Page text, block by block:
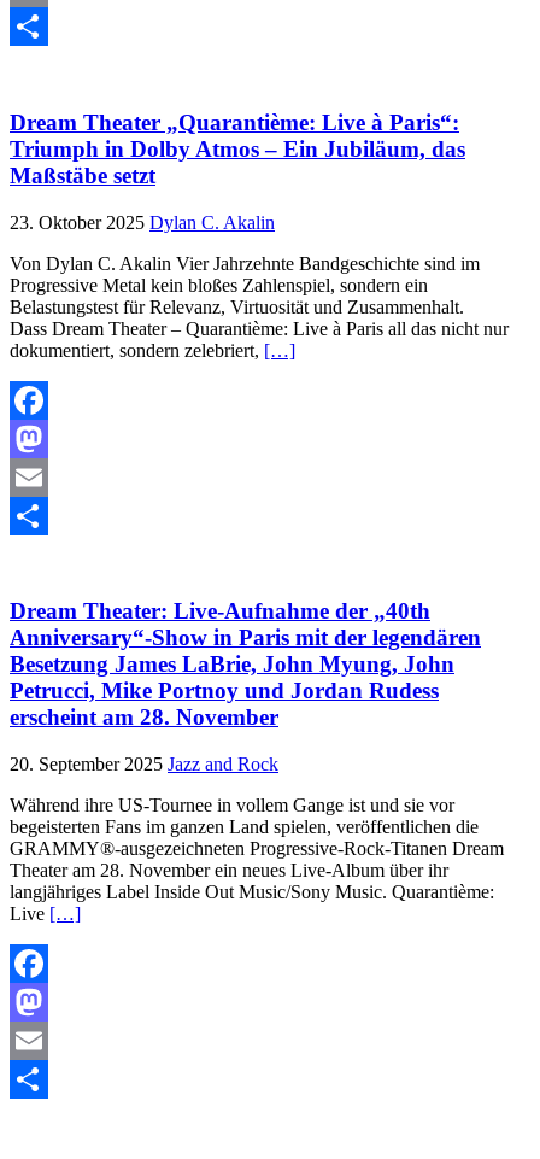
Email
Dream Theater „Quarantième: Live à Paris“:
Triumph in Dolby Atmos – Ein Jubiläum, das
Maßstäbe setzt
23. Oktober 2025 Dylan C. Akalin
Von Dylan C. Akalin Vier Jahrzehnte Bandgeschichte sind im
Progressive Metal kein bloßes Zahlenspiel, sondern ein
Belastungstest für Relevanz, Virtuosität und Zusammenhalt.
Dass Dream Theater – Quarantième: Live à Paris all das nicht nur
dokumentiert, sondern zelebriert, […]
Facebook
Mastodon
Email
Dream Theater: Live-Aufnahme der „40th
Anniversary“-Show in Paris mit der legendären
Besetzung James LaBrie, John Myung, John
Petrucci, Mike Portnoy und Jordan Rudess
erscheint am 28. November
20. September 2025 Jazz and Rock
Während ihre US-Tournee in vollem Gange ist und sie vor
begeisterten Fans im ganzen Land spielen, veröffentlichen die
GRAMMY®-ausgezeichneten Progressive-Rock-Titanen Dream
Theater am 28. November ein neues Live-Album über ihr
langjähriges Label Inside Out Music/Sony Music. Quarantième:
Live […]
Facebook
Mastodon
Email